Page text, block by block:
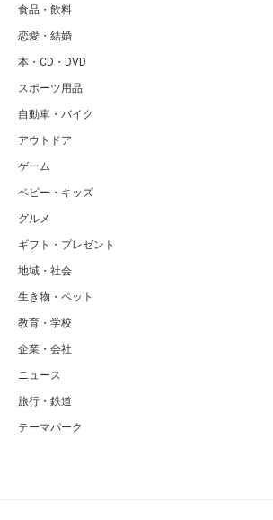
食品・飲料
恋愛・結婚
本・CD・DVD
スポーツ用品
自動車・バイク
アウトドア
ゲーム
ベビー・キッズ
グルメ
ギフト・プレゼント
地域・社会
生き物・ペット
教育・学校
企業・会社
ニュース
旅行・鉄道
テーマパーク